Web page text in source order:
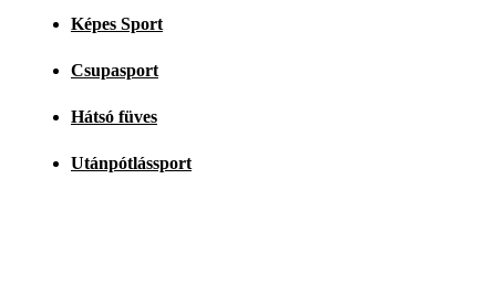
Képes Sport
Csupasport
Hátsó füves
Utánpótlássport